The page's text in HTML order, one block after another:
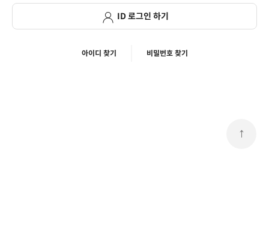
↑
ID 로그인 하기
아이디 찾기 비밀번호 찾기